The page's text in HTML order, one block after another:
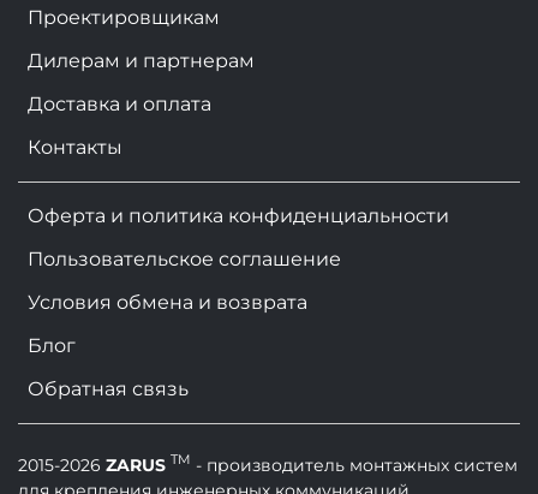
Проектировщикам
Дилерам и партнерам
Доставка и оплата
Контакты
Оферта и политика конфиденциальности
Пользовательское соглашение
Условия обмена и возврата
Блог
Обратная связь
2015-2026 ZARUS TM - производитель монтажных систем